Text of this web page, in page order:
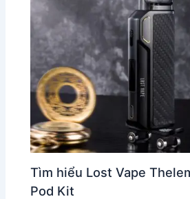
Tìm hiểu Lost Vape
Pod Kit